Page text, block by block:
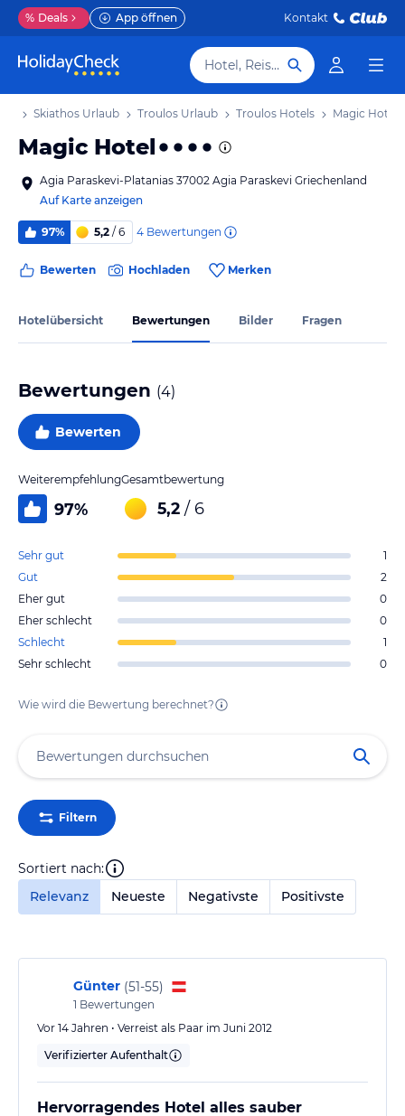
% Deals App öffnen Kontakt
Hotel, Reiseziel
Skiathos Urlaub Troulos Urlaub Troulos Hotels Magic Hotel
Magic Hotel
Agia Paraskevi-Platanias 37002 Agia Paraskevi Griechenland
Auf Karte anzeigen
97% 5,2 / 6 4 Bewertungen
Bewerten Hochladen Merken
Hotelübersicht Bewertungen Bilder Fragen
Bewertungen (4)
Bewerten
Weiterempfehlung
97%
Gesamtbewertung
5,2 / 6
Sehr gut
1
Gut
2
Eher gut
0
Eher schlecht
0
Schlecht
1
Sehr schlecht
0
Wie wird die Bewertung berechnet?
Filtern
Sortiert nach:
Relevanz
Neueste Negativste Positivste
Günter (51-55)
1 Bewertungen
Vor 14 Jahren • Verreist als Paar im Juni 2012
Verifizierter Aufenthalt
Hervorragendes Hotel alles sauber